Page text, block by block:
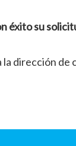
éxito su
dirección